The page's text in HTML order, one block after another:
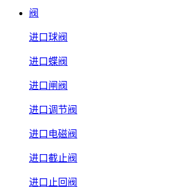
阀
进口球阀
进口蝶阀
进口闸阀
进口调节阀
进口电磁阀
进口截止阀
进口止回阀